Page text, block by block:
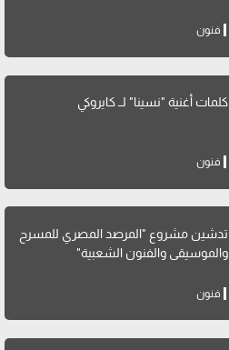
فنون
كلمات أغنية "نسينا" لــ كايروكي
فنون
تدشين مشروع "المرصد المصري للمسرح
والموسيقى والفنون الشعبية"
فنون